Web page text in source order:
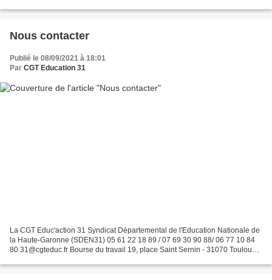
Nous contacter
Publié le 08/09/2021 à 18:01
Par CGT Education 31
La CGT Educ'action 31 Syndicat Départemental de l'Education Nationale de
la Haute-Garonne (SDEN31) 05 61 22 18 89 / 07 69 30 90 88/ 06 77 10 84
80 31@cgteduc.fr Bourse du travail 19, place Saint Sernin - 31070 Toulouse